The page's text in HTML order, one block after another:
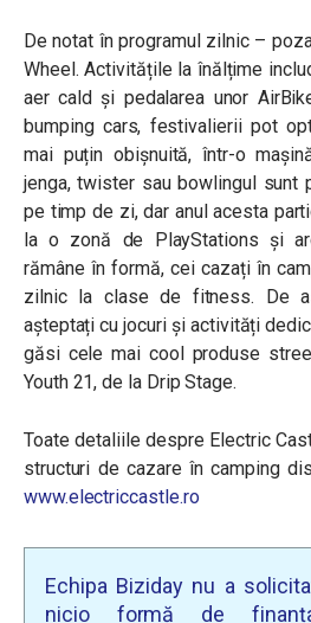
De notat în programul zilnic –
Wheel. Activitățile la înălțime
aer cald și pedalarea unor
bumping cars, festivalierii pot
mai puțin obișnuită, într-o
jenga, twister sau bowlingul sunt
pe timp de zi, dar anul acesta
la o zonă de PlayStations și
rămâne în formă, cei cazați în
zilnic la clase de fitness. De
așteptați cu jocuri și activități
găsi cele mai cool produse
Youth 21, de la Drip Stage.
Toate detaliile despre Electric
structuri de cazare în camping
www.electriccastle.ro
Echipa Biziday nu a
nicio formă de